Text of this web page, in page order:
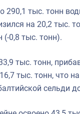
290,1 тыс. тонн
на 20,2 тыс.
0,8 тыс. тонн).
тыс. тонн,
тыс. тонн, что
сельди